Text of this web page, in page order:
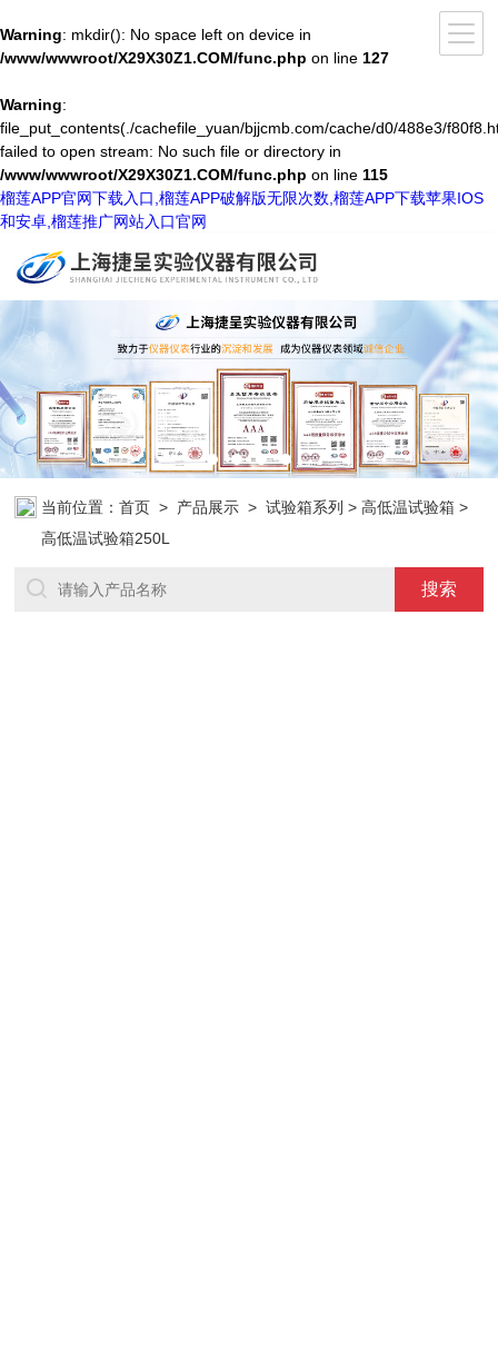
Warning: mkdir(): No space left on device in
/www/wwwroot/X29X30Z1.COM/func.php on line 127
Warning:
file_put_contents(./cachefile_yuan/bjjcmb.com/cache/d0/488e3/
failed to open stream: No such file or directory in
/www/wwwroot/X29X30Z1.COM/func.php on line 115
榴莲APP官网下载入口,榴莲APP破解版无限次数,榴莲APP下载苹果IOS
和安卓,榴莲推广网站入口官网
当前位置：首页 > 产品展示 >试验箱系列 >高低温试验箱 >
高低温试验箱250L